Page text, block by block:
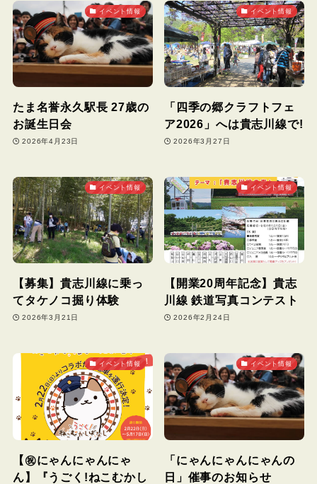
イベント情報
たま名誉永久駅長 27歳の
お誕生日会
2026年4月23日
イベント情報
「四季の郷クラフトフェ
ア2026」へは貴志川線で!
2026年3月27日
イベント情報
【募集】貴志川線に乗っ
てタケノコ掘り体験
2026年3月21日
イベント情報
【開業20周年記念】貴志
川線 鉄道写真コンテスト
2026年2月24日
イベント情報
【㊗にゃんにゃんにゃ
ん】『うごく!ねこむかし
イベント情報
「にゃんにゃんにゃんの
日」催事のお知らせ